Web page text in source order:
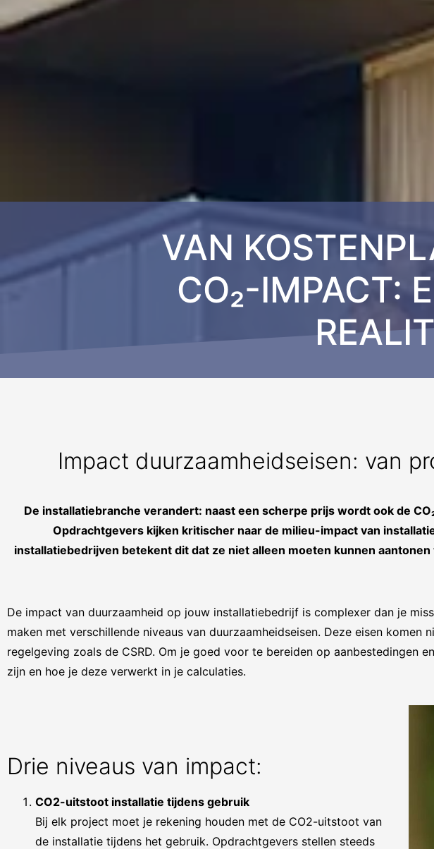
VAN
CO₂-IMPACT:
Impact duurzaamheidseisen: van
De installatiebranche verandert: naast een scherpe prijs wordt ook de
Opdrachtgevers kijken kritischer naar de milieu-impact van
installatiebedrijven betekent dit dat ze niet alleen moeten kunnen
De impact van duurzaamheid op jouw installatiebedrijf is complexer dan je
maken met verschillende niveaus van duurzaamheidseisen. Deze eisen
regelgeving zoals de CSRD. Om je goed voor te bereiden op aanbestedingen
zijn en hoe je deze verwerkt in je calculaties.
Drie niveaus van impact:
CO2-uitstoot installatie tijdens gebruik
Bij elk project moet je rekening houden met de CO2-uitstoot van
de installatie tijdens het gebruik. Opdrachtgevers stellen steeds